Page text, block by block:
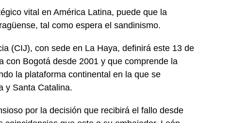
vital en América Latina, puede que la
tal como espera el sandinismo.
(CIJ), con sede en La Haya, definirá este 13 de
con Bogotá desde 2001 y que comprende la
la plataforma continental en la que se
y Santa Catalina.
por la decisión que recibirá el fallo desde